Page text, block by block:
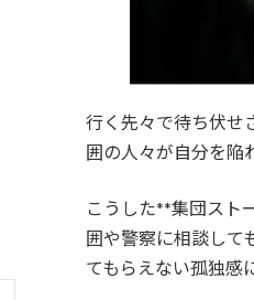
行く先々で待ち伏せ
囲の人々が自分を陥
こうした**集団スト
囲や警察に相談して
てもらえない孤独感